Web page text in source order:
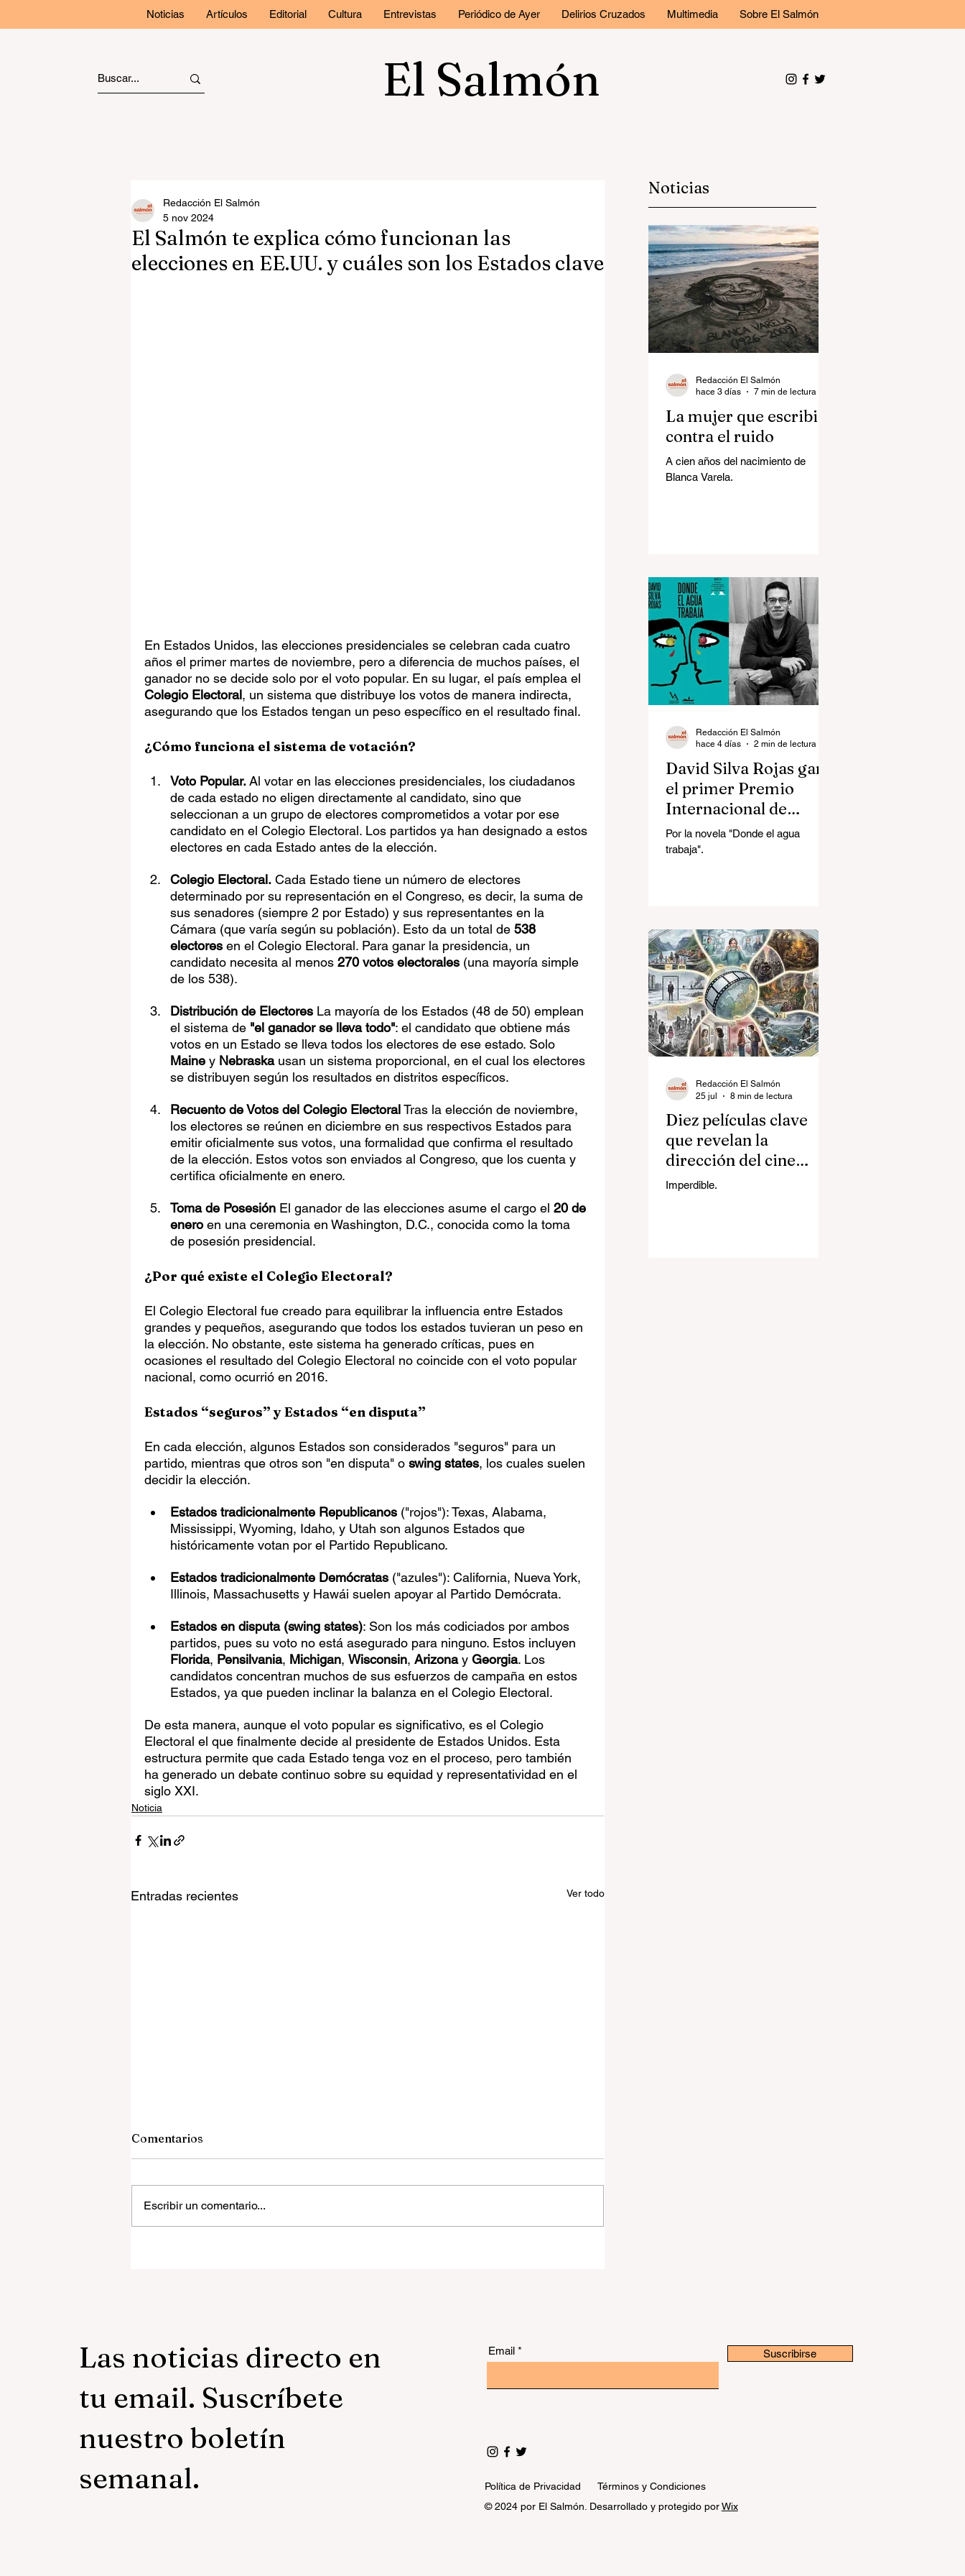
Noticias Artículos Editorial Cultura Entrevistas Periódico de Ayer Delirios Cruzados Multimedia Sobre El Salmón
El Salmón
El Salmón te explica cómo funcionan las
elecciones en EE.UU. y cuáles son los Estados clave
Redacción El Salmón
5 nov 2024
En Estados Unidos, las elecciones presidenciales se celebran cada cuatro
años el primer martes de noviembre, pero a diferencia de muchos países, el
ganador no se decide solo por el voto popular. En su lugar, el país emplea el
Colegio Electoral, un sistema que distribuye los votos de manera indirecta,
asegurando que los Estados tengan un peso específico en el resultado final.
¿Cómo funciona el sistema de votación?
Voto Popular. Al votar en las elecciones presidenciales, los ciudadanos
de cada estado no eligen directamente al candidato, sino que
seleccionan a un grupo de electores comprometidos a votar por ese
candidato en el Colegio Electoral. Los partidos ya han designado a estos
electores en cada Estado antes de la elección.
Colegio Electoral. Cada Estado tiene un número de electores
determinado por su representación en el Congreso, es decir, la suma de
sus senadores (siempre 2 por Estado) y sus representantes en la
Cámara (que varía según su población). Esto da un total de 538
electores en el Colegio Electoral. Para ganar la presidencia, un
candidato necesita al menos 270 votos electorales (una mayoría simple
de los 538).
Distribución de Electores La mayoría de los Estados (48 de 50) emplean
el sistema de "el ganador se lleva todo": el candidato que obtiene más
votos en un Estado se lleva todos los electores de ese estado. Solo
Maine y Nebraska usan un sistema proporcional, en el cual los electores
se distribuyen según los resultados en distritos específicos.
Recuento de Votos del Colegio Electoral Tras la elección de noviembre,
los electores se reúnen en diciembre en sus respectivos Estados para
emitir oficialmente sus votos, una formalidad que confirma el resultado
de la elección. Estos votos son enviados al Congreso, que los cuenta y
certifica oficialmente en enero.
Toma de Posesión El ganador de las elecciones asume el cargo el 20 de
enero en una ceremonia en Washington, D.C., conocida como la toma
de posesión presidencial.
¿Por qué existe el Colegio Electoral?
El Colegio Electoral fue creado para equilibrar la influencia entre Estados
grandes y pequeños, asegurando que todos los estados tuvieran un peso en
la elección. No obstante, este sistema ha generado críticas, pues en
ocasiones el resultado del Colegio Electoral no coincide con el voto popular
nacional, como ocurrió en 2016.
Estados “seguros” y Estados “en disputa”
En cada elección, algunos Estados son considerados "seguros" para un
partido, mientras que otros son "en disputa" o swing states, los cuales suelen
decidir la elección.
Estados tradicionalmente Republicanos ("rojos"): Texas, Alabama,
Mississippi, Wyoming, Idaho, y Utah son algunos Estados que
históricamente votan por el Partido Republicano.
Estados tradicionalmente Demócratas ("azules"): California, Nueva York,
Illinois, Massachusetts y Hawái suelen apoyar al Partido Demócrata.
Estados en disputa (swing states): Son los más codiciados por ambos
partidos, pues su voto no está asegurado para ninguno. Estos incluyen
Florida, Pensilvania, Michigan, Wisconsin, Arizona y Georgia. Los
candidatos concentran muchos de sus esfuerzos de campaña en estos
Estados, ya que pueden inclinar la balanza en el Colegio Electoral.
De esta manera, aunque el voto popular es significativo, es el Colegio
Electoral el que finalmente decide al presidente de Estados Unidos. Esta
estructura permite que cada Estado tenga voz en el proceso, pero también
ha generado un debate continuo sobre su equidad y representatividad en el
siglo XXI.
Noticia
Entradas recientes Ver todo
Comentarios
Escribir un comentario...
Noticias
La mujer que escribió
contra el ruido
A cien años del nacimiento de
Blanca Varela.
Redacción El Salmón
hace 3 días
7 min de lectura
David Silva Rojas ganó
el primer Premio
Internacional de
Novela Breve Almadía
Ventosa-Arrufat
Por la novela "Donde el agua
trabaja".
Redacción El Salmón
hace 4 días
2 min de lectura
Diez películas clave
que revelan la
dirección del cine
contemporáneo
Imperdible.
Redacción El Salmón
25 jul
8 min de lectura
Las noticias directo en
tu email. Suscríbete
nuestro boletín
semanal.
Email Suscribirse
Política de Privacidad
Términos y Condiciones
© 2024 por El Salmón. Desarrollado y protegido porWix